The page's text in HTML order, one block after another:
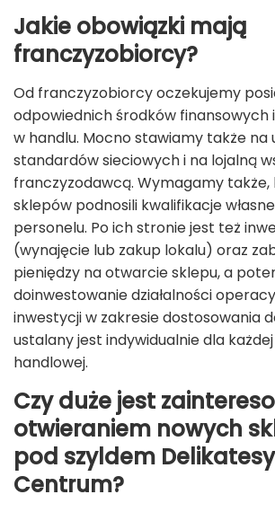
Jakie obowiązki mają
franczyzobiorcy?
Od franczyzobiorcy oczekujemy
odpowiednich środków finansowych
w handlu. Mocno stawiamy także na
standardów sieciowych i na lojalną
franczyzodawcą. Wymagamy także,
sklepów podnosili kwalifikacje
personelu. Po ich stronie jest też
(wynajęcie lub zakup lokalu) oraz
pieniędzy na otwarcie sklepu, a
doinwestowanie działalności
inwestycji w zakresie dostosowania
ustalany jest indywidualnie dla
handlowej.
Czy duże jest
otwieraniem nowych
pod szyldem Delikatesy
Centrum?